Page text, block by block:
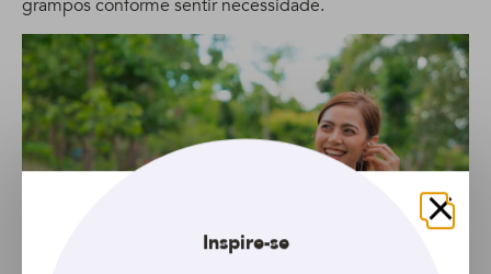
grampos conforme sentir necessidade.
Fechar
Inspire-se